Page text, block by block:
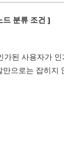
드 분류 조건 ]
된 사용자가
으로는 잡히지